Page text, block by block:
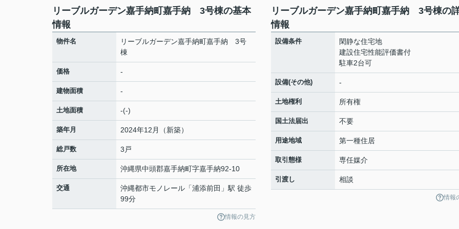
リーブルガーデン嘉手納町嘉手納 3号棟の基本
情報
物件名
リーブルガーデン嘉手納町嘉手納 3号
棟
価格 -
建物面積 -
土地面積 -(-)
築年月 2024年12月（新築）
総戸数 3戸
所在地 沖縄県中頭郡嘉手納町字嘉手納92-10
交通 沖縄都市モノレール 「浦添前田 」駅 徒歩
99分
情報の見方
リーブルガーデン嘉手納町嘉手納 3号棟の
情報
設備条件
閑静な住宅地
建設住宅性能評価書付
駐車2台可
設備(その他) -
土地権利 所有権
国土法届出 不要
用途地域 第一種住居
取引態様 専任媒介
引渡し 相談
情報